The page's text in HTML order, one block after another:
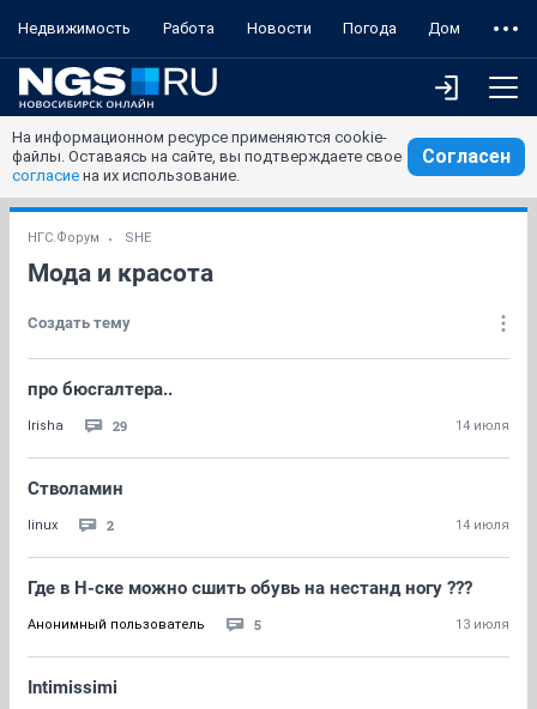
Недвижимость Работа Новости Погода Дом
На информационном ресурсе применяются cookie-
файлы. Оставаясь на сайте, вы подтверждаете свое
согласие на их использование.
Согласен
НГС.Форум SHE
Мода и красота
Создать тему
про бюсгалтера..
Irisha 29 14 июля
Стволамин
linux 2 14 июля
Где в Н-ске можно сшить обувь на нестанд ногу ???
Анонимный пользователь 5 13 июля
Intimissimi